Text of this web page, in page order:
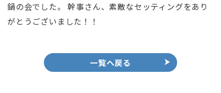
鍋の会でした。 幹事さん、素敵なセッティングをあり
がとうございました！！
一覧へ戻る